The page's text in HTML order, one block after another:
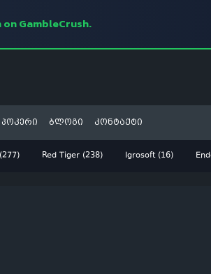
on GambleCrush.
პოკერი ბლოგი კონტაქტი
Red Tiger (238) Igrosoft (16)